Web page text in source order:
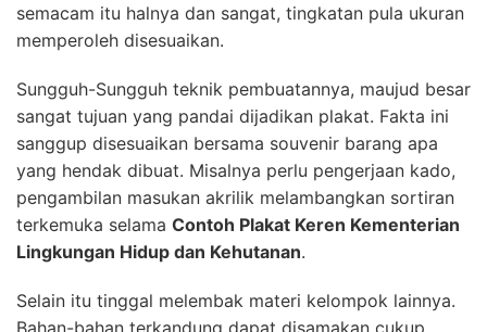
semacam itu halnya dan sangat, tingkatan pula ukuran
memperoleh disesuaikan.
Sungguh-Sungguh teknik pembuatannya, maujud besar
sangat tujuan yang pandai dijadikan plakat. Fakta ini
sanggup disesuaikan bersama souvenir barang apa
yang hendak dibuat. Misalnya perlu pengerjaan kado,
pengambilan masukan akrilik melambangkan sortiran
terkemuka selama Contoh Plakat Keren Kementerian
Lingkungan Hidup dan Kehutanan.
Selain itu tinggal melembak materi kelompok lainnya.
Bahan-bahan terkandung dapat disamakan cukup